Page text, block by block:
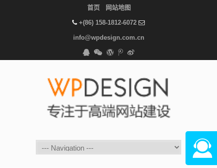
首页 网站地图
+(86) 158-1812-6072
info@wpdesign.com.cn